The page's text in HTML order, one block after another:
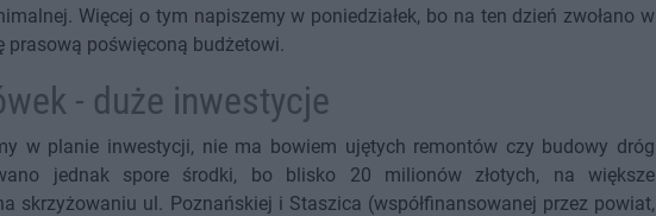
Więcej o tym napiszemy w poniedziałek, bo na ten dzień zwołano w
prasową poświęconą budżetowi.
- duże inwestycje
w planie inwestycji, nie ma bowiem ujętych remontów czy budowy dróg
jednak spore środki, bo blisko 20 milionów złotych, na większe
skrzyżowaniu ul. Poznańskiej i Staszica (współfinansowanej przez powiat,